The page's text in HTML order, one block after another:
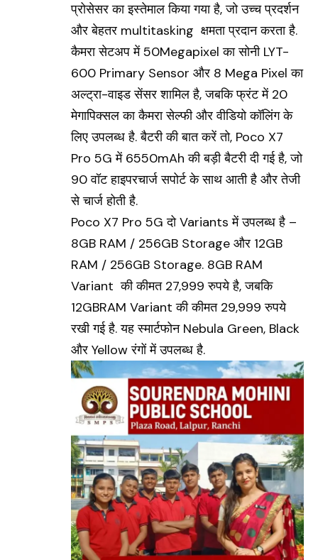
प्रोसेसर का इस्तेमाल किया गया है, जो उच्च प्रदर्शन
और बेहतर multitasking क्षमता प्रदान करता है.
कैमरा सेटअप में 50Megapixel का सोनी LYT-
600 Primary Sensor और 8 Mega Pixel का
अल्ट्रा-वाइड सेंसर शामिल है, जबकि फ्रंट में 20
मेगापिक्सल का कैमरा सेल्फी और वीडियो कॉलिंग के
लिए उपलब्ध है. बैटरी की बात करें तो, Poco X7
Pro 5G में 6550mAh की बड़ी बैटरी दी गई है, जो
90 वॉट हाइपरचार्ज सपोर्ट के साथ आती है और तेजी
से चार्ज होती है.
Poco X7 Pro 5G दो Variants में उपलब्ध है –
8GB RAM / 256GB Storage और 12GB
RAM / 256GB Storage. 8GB RAM
Variant की कीमत 27,999 रुपये है, जबकि
12GBRAM Variant की कीमत 29,999 रुपये
रखी गई है. यह स्मार्टफोन Nebula Green, Black
और Yellow रंगों में उपलब्ध है.